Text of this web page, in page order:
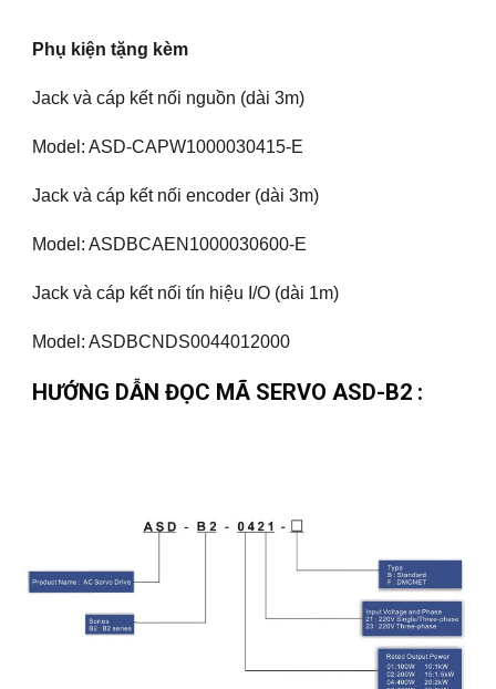
Phụ kiện tặng kèm
Jack và cáp kết nối nguồn (dài 3m)
Model: ASD-CAPW1000030415-E
Jack và cáp kết nối encoder (dài 3m)
Model: ASDBCAEN1000030600-E
Jack và cáp kết nối tín hiệu I/O (dài 1m)
Model: ASDBCNDS0044012000
HƯỚNG DẪN ĐỌC MÃ SERVO ASD-B2 :